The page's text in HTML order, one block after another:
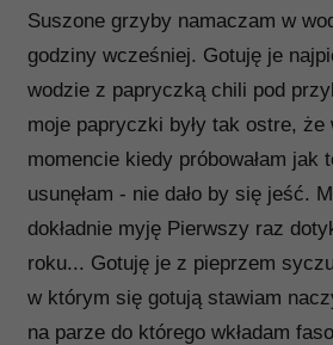
Suszone grzyby namaczam w
godziny wcześniej. Gotuję je
wodzie z papryczką chili pod
moje papryczki były tak ostre, że
momencie kiedy próbowałam jak
usunęłam - nie dało by się jeść.
dokładnie myję Pierwszy raz
roku... Gotuję je z pieprzem
w którym się gotują stawiam
na parze do którego wkładam